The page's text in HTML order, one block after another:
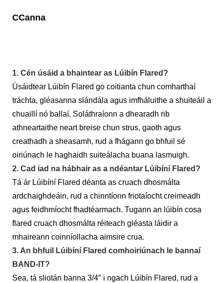
CCanna
1. Cén úsáid a bhaintear as Lúibín Flared?
Úsáidtear Lúibín Flared go coitianta chun comharthaí
tráchta, gléasanna slándála agus imfháluithe a shuiteáil ar
chuaillí nó ballaí. Soláthraíonn a dhearadh rib
athneartaithe neart breise chun strus, gaoth agus
creathadh a sheasamh, rud a fhágann go bhfuil sé
oiriúnach le haghaidh suiteálacha buana lasmuigh.
2. Cad iad na hábhair as a ndéantar Lúibíní Flared?
Tá ár Lúibíní Flared déanta as cruach dhosmálta
ardchaighdeáin, rud a chinntíonn friotaíocht creimeadh
agus feidhmíocht fhadtéarmach. Tugann an lúibín cosa
flared cruach dhosmálta réiteach gléasta láidir a
mhaireann coinníollacha aimsire crua.
3. An bhfuil Lúibíní Flared comhoiriúnach le bannaí
BAND-IT?
Sea, tá sliotán banna 3/4″ i ngach Lúibín Flared, rud a